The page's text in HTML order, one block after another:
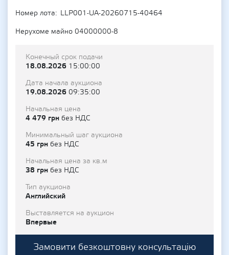
Номер лота
LLP001-UA-20260715-40464
Нерухоме майно 04000000-8
Конечный срок подачи
18.08.2026 15:00:00
Дата начала аукциона
19.08.2026 09:35:00
Начальная цена
4 479 грн без НДС
Минимальный шаг аукциона
45 грн без НДС
Начальная цена за кв.м
38 грн без НДС
Тип аукциона
Английский
Выставляется на аукцион
Впервые
Замовити безкоштовну консультацію